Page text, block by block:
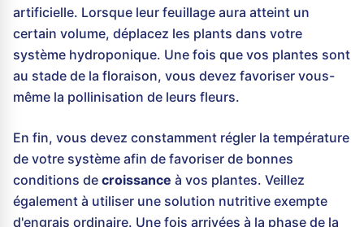
artificielle. Lorsque leur feuillage aura atteint un
certain volume, déplacez les plants dans votre
système hydroponique. Une fois que vos plantes sont
au stade de la floraison, vous devez favoriser vous-
même la pollinisation de leurs fleurs.
En fin, vous devez constamment régler la température
de votre système afin de favoriser de bonnes
conditions de croissance à vos plantes. Veillez
également à utiliser une solution nutritive exempte
d'engrais ordinaire. Une fois arrivées à la phase de la